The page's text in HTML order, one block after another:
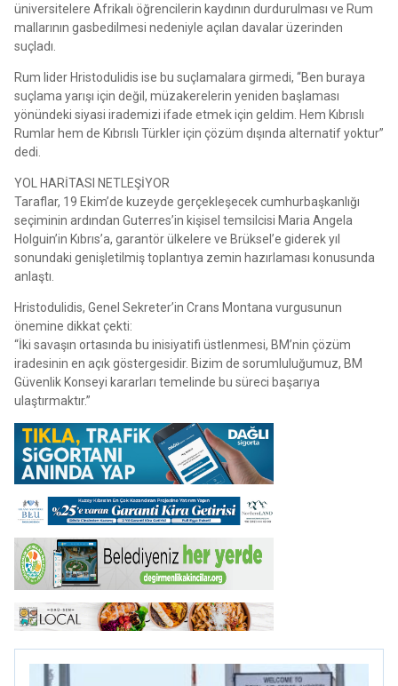
üniversitelere Afrikalı öğrencilerin kaydının durdurulması ve Rum
mallarının gasbedilmesi nedeniyle açılan davalar üzerinden
suçladı.
Rum lider Hristodulidis ise bu suçlamalara girmedi, “Ben buraya
suçlama yarışı için değil, müzakerelerin yeniden başlaması
yönündeki siyasi irademizi ifade etmek için geldim. Hem Kıbrıslı
Rumlar hem de Kıbrıslı Türkler için çözüm dışında alternatif yoktur”
dedi.
YOL HARİTASI NETLEŞİYOR
Taraflar, 19 Ekim’de kuzeyde gerçekleşecek cumhurbaşkanlığı
seçiminin ardından Guterres’in kişisel temsilcisi Maria Angela
Holguin’in Kıbrıs’a, garantör ülkelere ve Brüksel’e giderek yıl
sonundaki genişletilmiş toplantıya zemin hazırlaması konusunda
anlaştı.
Hristodulidis, Genel Sekreter’in Crans Montana vurgusunun
önemine dikkat çekti:
“İki savaşın ortasında bu inisiyatifi üstlenmesi, BM’nin çözüm
iradesinin en açık göstergesidir. Bizim de sorumluluğumuz, BM
Güvenlik Konseyi kararları temelinde bu süreci başarıya
ulaştırmaktır.”